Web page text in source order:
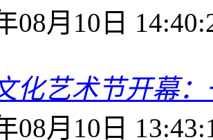
08月10日
化艺术节开幕
08月10日